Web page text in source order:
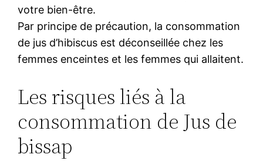
votre bien-être.
Par principe de précaution, la consommation
de jus d’hibiscus est déconseillée chez les
femmes enceintes et les femmes qui allaitent.
Les risques liés à la
consommation de Jus de
bissap